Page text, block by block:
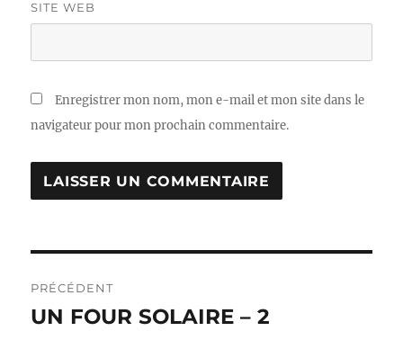
SITE WEB
Enregistrer mon nom, mon e-mail et mon site dans le
navigateur pour mon prochain commentaire.
de
PRÉCÉDENT
Publication
UN FOUR SOLAIRE – 2